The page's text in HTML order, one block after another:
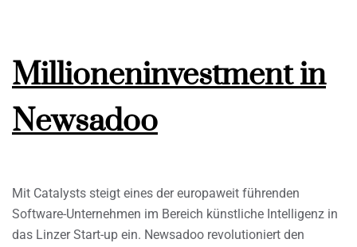
Millioneninvestment in
Newsadoo
Mit Catalysts steigt eines der europaweit führenden
Software-Unternehmen im Bereich künstliche Intelligenz in
das Linzer Start-up ein. Newsadoo revolutioniert den